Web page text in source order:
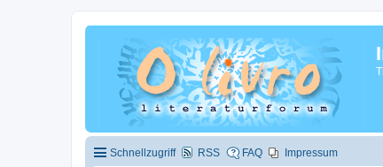
Schnellzugriff RSS FAQ Impressum